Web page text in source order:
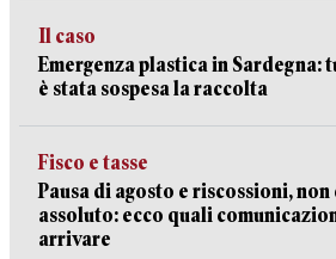
Il caso
Emergenza plastica in Sardegna:
è stata sospesa la raccolta
Fisco e tasse
Pausa di agosto e riscossioni, non
assoluto: ecco quali
arrivare